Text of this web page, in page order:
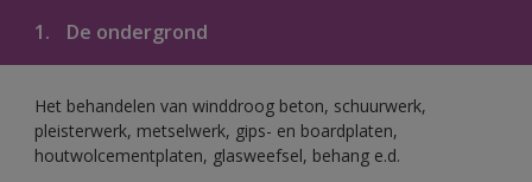
1. De ondergrond
Het behandelen van winddroog beton, schuurwerk,
pleisterwerk, metselwerk, gips- en boardplaten,
houtwolcementplaten, glasweefsel, behang e.d.